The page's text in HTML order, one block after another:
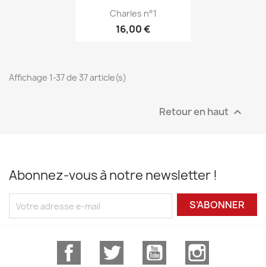
Charles n°1
16,00 €
Affichage 1-37 de 37 article(s)
Retour en haut 
Abonnez-vous à notre newsletter !
S’ABONNER
Facebook Twitter YouTube